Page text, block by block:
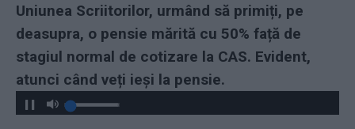
Uniunea Scriitorilor, urmând să primiți, pe
deasupra, o pensie mărită cu 50% față de
stagiul normal de cotizare la CAS. Evident,
atunci când veți ieși la pensie.